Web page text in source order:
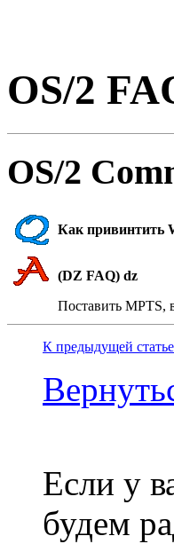
OS/2
OS/2
Как пpивинтить
(DZ FAQ) dz
Поставить MPTS,
К предыдущей статье
Если у
будем